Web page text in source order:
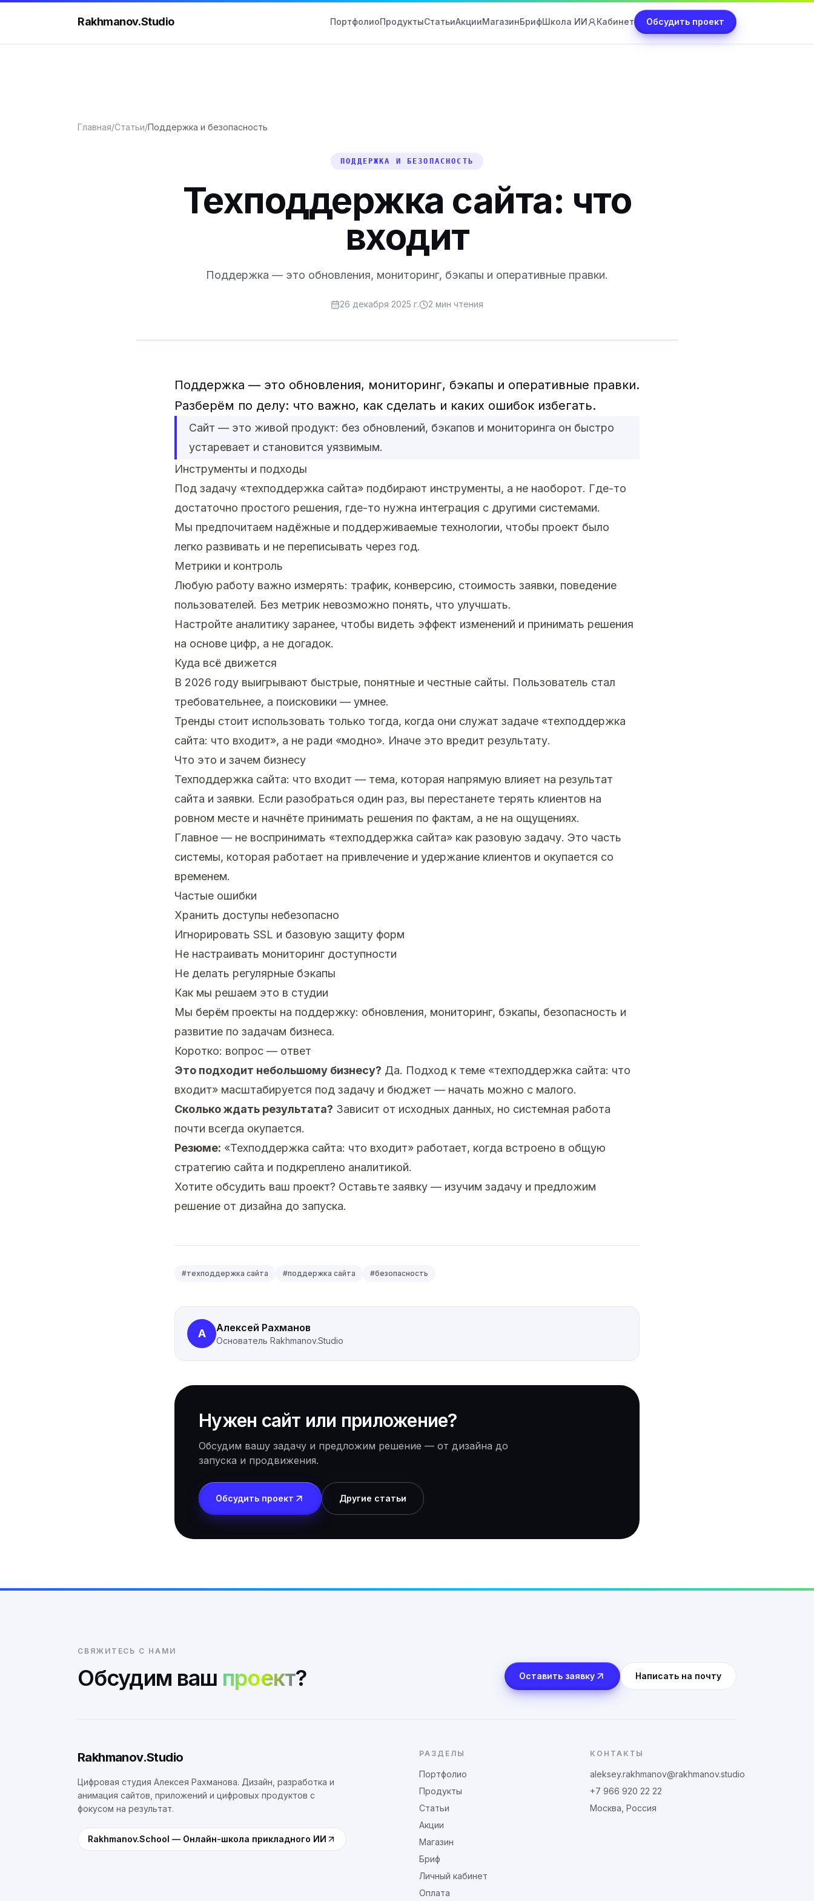
Rakhmanov.Studio ПортфолиоПродуктыСтатьиАкцииМагазинБрифШкола ИИ Кабинет Обсудить проект
Главная/Статьи/Поддержка и безопасность
ПОДДЕРЖКА И БЕЗОПАСНОСТЬ
Техподдержка сайта: что
входит
Поддержка — это обновления, мониторинг, бэкапы и оперативные правки.
26 декабря 2025 г. 2 мин чтения
Поддержка — это обновления, мониторинг, бэкапы и оперативные правки.
Разберём по делу: что важно, как сделать и каких ошибок избегать.
Сайт — это живой продукт: без обновлений, бэкапов и мониторинга он быстро
устаревает и становится уязвимым.
Инструменты и подходы
Под задачу «техподдержка сайта» подбирают инструменты, а не наоборот. Где-то
достаточно простого решения, где-то нужна интеграция с другими системами.
Мы предпочитаем надёжные и поддерживаемые технологии, чтобы проект было
легко развивать и не переписывать через год.
Метрики и контроль
Любую работу важно измерять: трафик, конверсию, стоимость заявки, поведение
пользователей. Без метрик невозможно понять, что улучшать.
Настройте аналитику заранее, чтобы видеть эффект изменений и принимать решения
на основе цифр, а не догадок.
Куда всё движется
В 2026 году выигрывают быстрые, понятные и честные сайты. Пользователь стал
требовательнее, а поисковики — умнее.
Тренды стоит использовать только тогда, когда они служат задаче «техподдержка
сайта: что входит», а не ради «модно». Иначе это вредит результату.
Что это и зачем бизнесу
Техподдержка сайта: что входит — тема, которая напрямую влияет на результат
сайта и заявки. Если разобраться один раз, вы перестанете терять клиентов на
ровном месте и начнёте принимать решения по фактам, а не на ощущениях.
Главное — не воспринимать «техподдержка сайта» как разовую задачу. Это часть
системы, которая работает на привлечение и удержание клиентов и окупается со
временем.
Частые ошибки
Хранить доступы небезопасно
Игнорировать SSL и базовую защиту форм
Не настраивать мониторинг доступности
Не делать регулярные бэкапы
Как мы решаем это в студии
Мы берём проекты на поддержку: обновления, мониторинг, бэкапы, безопасность и
развитие по задачам бизнеса.
Коротко: вопрос — ответ
Это подходит небольшому бизнесу? Да. Подход к теме «техподдержка сайта: что
входит» масштабируется под задачу и бюджет — начать можно с малого.
Сколько ждать результата? Зависит от исходных данных, но системная работа
почти всегда окупается.
Резюме: «Техподдержка сайта: что входит» работает, когда встроено в общую
стратегию сайта и подкреплено аналитикой.
Хотите обсудить ваш проект? Оставьте заявку — изучим задачу и предложим
решение от дизайна до запуска.
#техподдержка сайта #поддержка сайта #безопасность
А Алексей Рахманов
Основатель Rakhmanov.Studio
Нужен сайт или приложение?
Обсудим вашу задачу и предложим решение — от дизайна до
запуска и продвижения.
Обсудить проект Другие статьи
СВЯЖИТЕСЬ С НАМИ
Обсудим ваш проект? Оставить заявку Написать на почту
Rakhmanov.Studio
Цифровая студия Алексея Рахманова. Дизайн, разработка и
анимация сайтов, приложений и цифровых продуктов с
фокусом на результат.
Rakhmanov.School — Онлайн-школа прикладного ИИ
РАЗДЕЛЫ
Портфолио
Продукты
Статьи
Акции
Магазин
Бриф
Личный кабинет
Оплата
КОНТАКТЫ
aleksey.rakhmanov@rakhmanov.studio
+7 966 920 22 22
Москва, Россия